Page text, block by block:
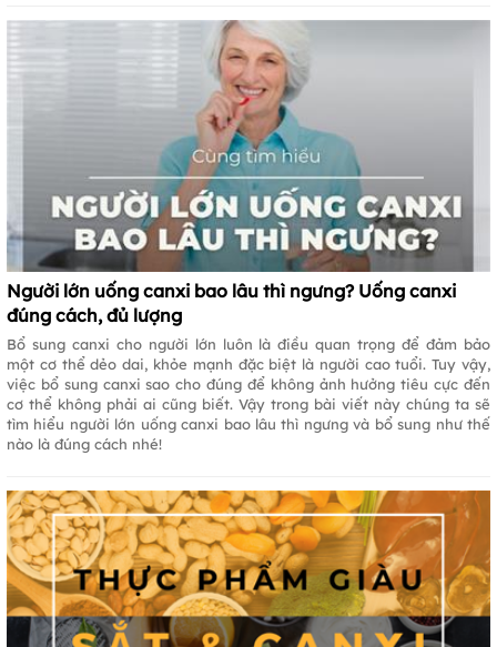
Người lớn uống canxi bao lâu thì ngưng? Uống canxi
đúng cách, đủ lượng
Bổ sung canxi cho người lớn luôn là điều quan trọng để đảm bảo
một cơ thể dẻo dai, khỏe mạnh đặc biệt là người cao tuổi. Tuy vậy,
việc bổ sung canxi sao cho đúng để không ảnh hưởng tiêu cực đến
cơ thể không phải ai cũng biết. Vậy trong bài viết này chúng ta sẽ
tìm hiểu người lớn uống canxi bao lâu thì ngưng và bổ sung như thế
nào là đúng cách nhé!